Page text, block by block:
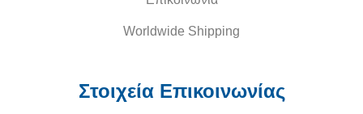
Worldwide Shipping
Στοιχεία Επικοινωνίας